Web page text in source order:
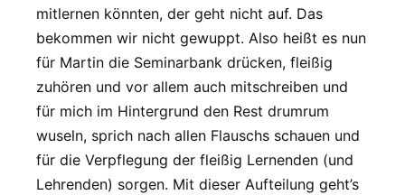
mitlernen könnten, der geht nicht auf. Das
bekommen wir nicht gewuppt. Also heißt es nun
für Martin die Seminarbank drücken, fleißig
zuhören und vor allem auch mitschreiben und
für mich im Hintergrund den Rest drumrum
wuseln, sprich nach allen Flauschs schauen und
für die Verpflegung der fleißig Lernenden (und
Lehrenden) sorgen. Mit dieser Aufteilung geht’s